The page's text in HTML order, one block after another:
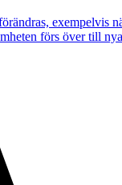
exempelvis
förs över till nya